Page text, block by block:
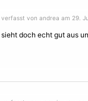
verfasst von andrea am 29.
sieht doch echt gut aus